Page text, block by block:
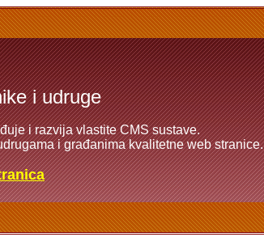
i udruge
i razvija vlastite CMS sustave.
i građanima kvalitetne web stranice.